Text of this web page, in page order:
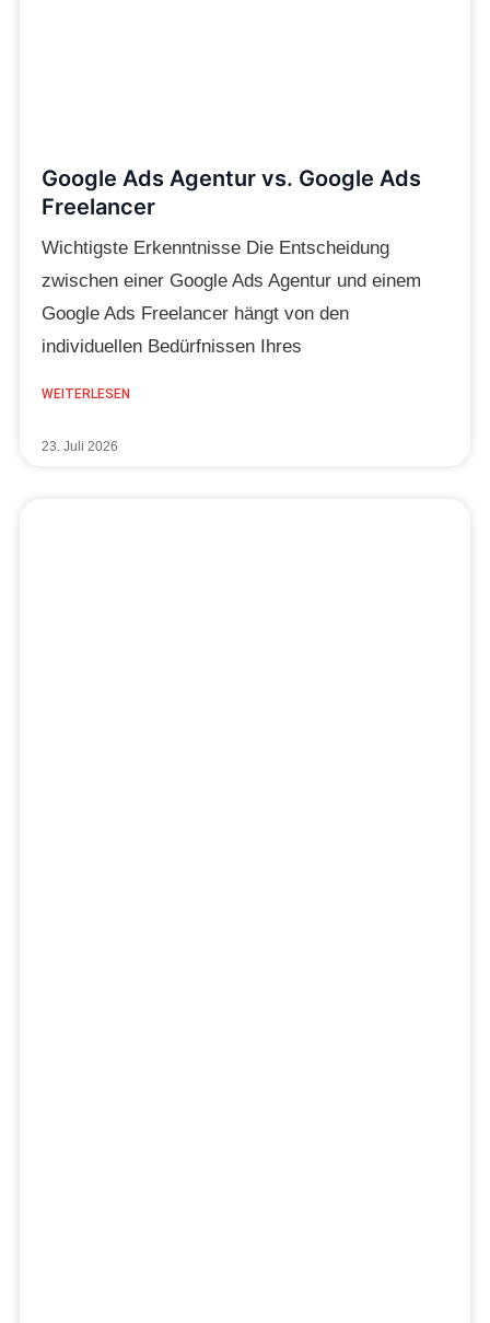
Google Ads Agentur vs. Google Ads
Freelancer
Wichtigste Erkenntnisse Die Entscheidung
zwischen einer Google Ads Agentur und einem
Google Ads Freelancer hängt von den
individuellen Bedürfnissen Ihres
WEITERLESEN
23. Juli 2026